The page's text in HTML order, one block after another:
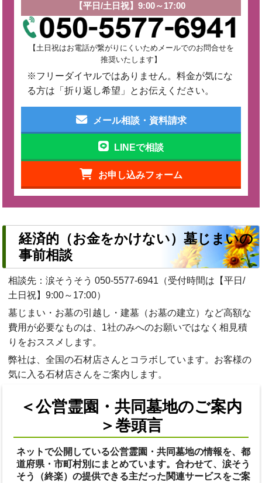
【平日/土日祝】9:00～17:00
【土日祝はお電話が繋がりにくいためメールでのお問合せを
推奨いたします】
※フリーダイヤルではありません。料金が気にな
る方は「折り返し希望」とお伝えください。
メール相談・資料請求
LINEで相談
お申し込みフォーム
経済的（お金をかけない）墓じまいの
事前相談
相談先：涙そうそう050-5577-6941 （受付時間は【平日/
土日祝】9:00～17:00）
墓じまい・お墓の引越し・建墓（お墓の建立）など高額な
費用が必要なものは、1社のみへのお願いではなく相見積
りをおススメします。
弊社は、全国の石材店さんとコラボしています。お客様の
気に入る石材店さんをご案内します。
＜公営霊園・共同墓地のご案内
＞巻頭言
ネットで公開している公営霊園・共同墓地の情報を、都
道府県・市町村別にまとめています。合わせて、涙そう
そう（終楽）の提供できる主だった関連サービスをご案